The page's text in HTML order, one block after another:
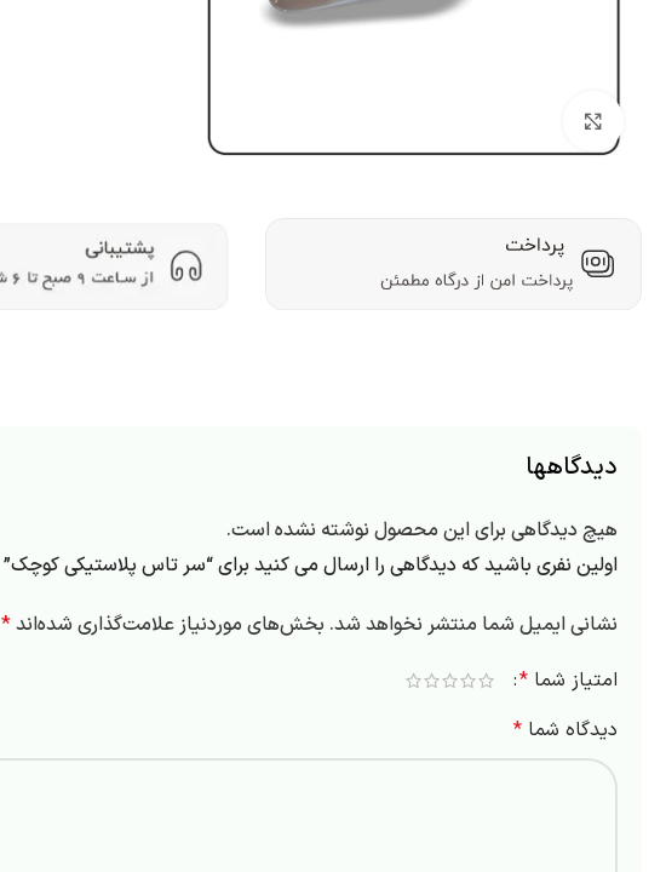
دیدگاهها
هیچ دیدگاهی برای این محصول نوشته نشده است.
اولین نفری باشید که دیدگاهی را ارسال می کنید برای “سر تاس پلاستیکی کوچک”
نشانی ایمیل شما منتشر نخواهد شد. بخش‌های موردنیاز علامت‌گذاری شده‌اند*
امتیاز شما *
دیدگاه شما *